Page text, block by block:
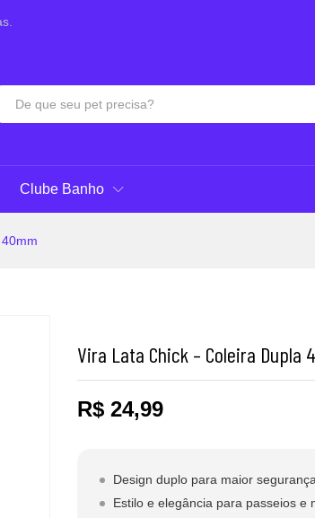
Clube Banho
Vira Lata Chick – Coleira Dupla
R$24,99
Design duplo para maior
Estilo e elegância para passeios e
(0)